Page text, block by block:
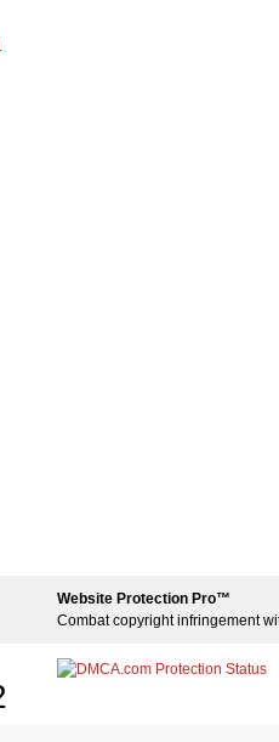
Website Protection Pro™
Combat copyright infringement